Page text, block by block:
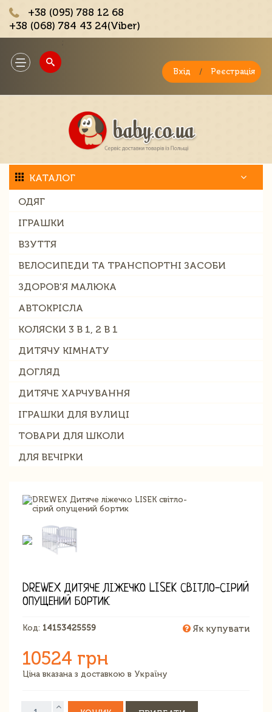
+38 (095) 788 12 68
+38 (068) 784 43 24(Viber)
Toggle
navigation
Вхід / Реєстрація
КАТАЛОГ
ОДЯГ
ІГРАШКИ
ВЗУТТЯ
ВЕЛОСИПЕДИ ТА ТРАНСПОРТНІ ЗАСОБИ
ЗДОРОВ'Я МАЛЮКА
АВТОКРІСЛА
КОЛЯСКИ 3 В 1, 2 В 1
ДИТЯЧУ КІМНАТУ
ДОГЛЯД
ДИТЯЧЕ ХАРЧУВАННЯ
ІГРАШКИ ДЛЯ ВУЛИЦІ
ТОВАРИ ДЛЯ ШКОЛИ
ДЛЯ ВЕЧІРКИ
DREWEX ДИТЯЧЕ ЛІЖЕЧКО LISEK СВІТЛО-СІРИЙ
ОПУЩЕНИЙ БОРТИК
Код: 14153425559 Як купувати
10524 грн
Ціна вказана з доставкою в Україну